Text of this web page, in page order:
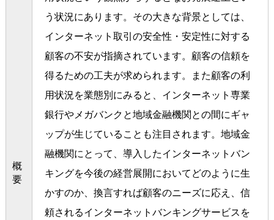
概
要
う状況にあります。その大きな背景としては、
インターネット取引の安全性・安定性に対する
顧客の不安が指摘されています。顧客の信頼を
得るための工夫が求められます。また顧客の利
用状況を業態別にみると、インターネット専業
銀行やメガバンクと地域金融機関との間にギャ
ップが生じていることも注目されます。地域金
融機関にとって、導入したインターネットバン
キングを今後の経営展開においてどのように生
かすのか、換言すれば顧客のニーズに応え、信
頼されるインターネットバンキングサービスを